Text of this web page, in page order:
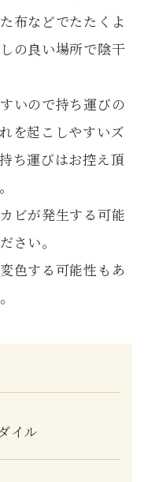
布などでたたくよ
の良い場所で陰干
いので持ち運びの
を起こしやすいズ
ち運びはお控え頂
ビが発生する可能
さい。
色する可能性もあ
イル